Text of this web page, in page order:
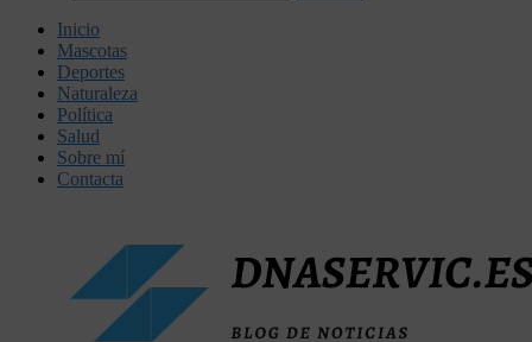
Inicio
Mascotas
Deportes
Naturaleza
Política
Salud
Sobre mí
Contacta